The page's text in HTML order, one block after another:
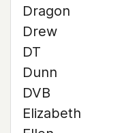
Dragon
Drew
DT
Dunn
DVB
Elizabeth